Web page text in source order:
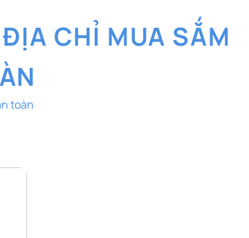
ĐỊA CHỈ MUA SẮM
toàn